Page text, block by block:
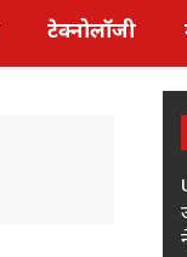
टेक्नोलॉजी